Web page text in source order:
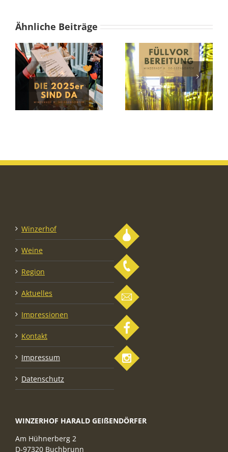
Ähnliche Beiträge
Winzerhof
Weine
Region
Aktuelles
Impressionen
Kontakt
Impressum
Datenschutz
WINZERHOF HARALD GEIßENDÖRFER
Am Hühnerberg 2
D-97320 Buchbrunn